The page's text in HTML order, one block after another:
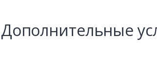
Дополнительные